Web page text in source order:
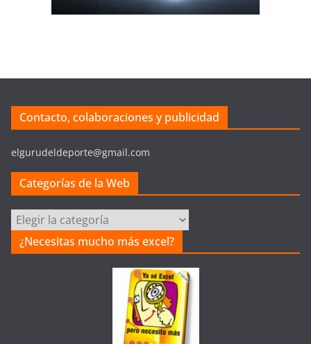
Contacto, colaboraciones y publicidad
elgurudeldeporte@gmail.com
Categorías de la Web
Categorías
de
la
¿Necesitas mucho más excel?